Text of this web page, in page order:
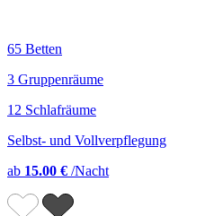
65 Betten
3 Gruppenräume
12 Schlafräume
Selbst- und Vollverpflegung
ab 15.00 € /Nacht